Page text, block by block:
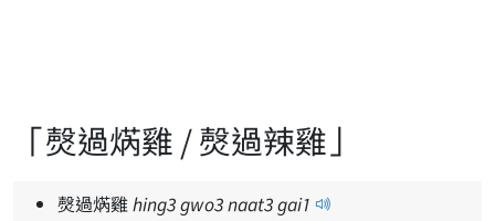
「㷫過焫雞 / 㷫過辣雞」
㷫過焫雞hing3gwo3naat3gai1